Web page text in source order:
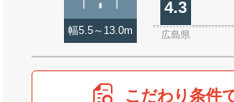
幅5.5～13.0m
4.3
広島県
こだわり条件